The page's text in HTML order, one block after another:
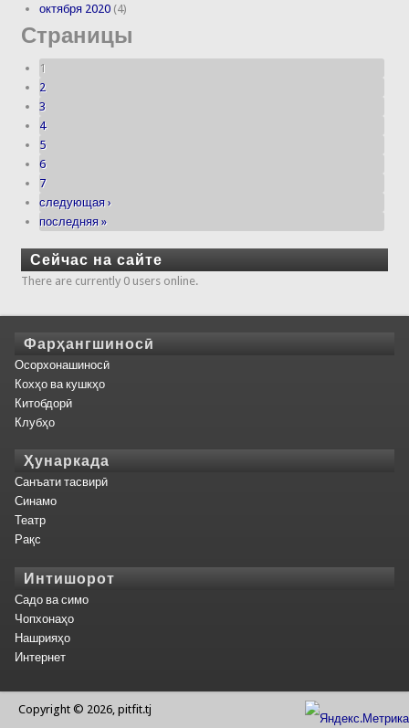
октября 2020 (4)
Страницы
1
2
3
4
5
6
7
следующая ›
последняя »
Сейчас на сайте
There are currently 0 users online.
Фарҳангшиносӣ
Осорхонашиносӣ
Кохҳо ва кушкҳо
Китобдорӣ
Клубҳо
Ҳунаркада
Санъати тасвирӣ
Синамо
Театр
Рақс
Интишорот
Садо ва симо
Чопхонаҳо
Нашрияҳо
Интернет
Copyright © 2026, pitfit.tj